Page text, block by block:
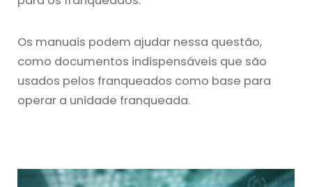
Os manuais podem ajudar nessa questão,
como documentos indispensáveis que são
usados pelos franqueados como base para
operar a unidade franqueada.